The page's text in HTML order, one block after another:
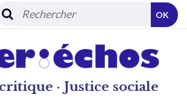
· Justice sociale
OK